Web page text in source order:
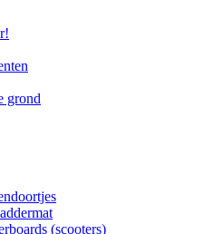
grond
(scooters)